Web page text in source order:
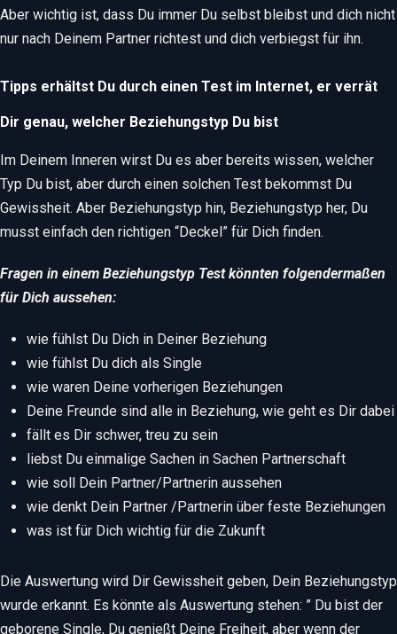
Aber wichtig ist, dass Du immer Du selbst bleibst und dich nicht
nur nach Deinem Partner richtest und dich verbiegst für ihn.
Tipps erhältst Du durch einen Test im Internet, er verrät
Dir genau, welcher Beziehungstyp Du bist
Im Deinem Inneren wirst Du es aber bereits wissen, welcher
Typ Du bist, aber durch einen solchen Test bekommst Du
Gewissheit. Aber Beziehungstyp hin, Beziehungstyp her, Du
musst einfach den richtigen “Deckel” für Dich finden.
Fragen in einem Beziehungstyp Test könnten folgendermaßen
für Dich aussehen:
wie fühlst Du Dich in Deiner Beziehung
wie fühlst Du dich als Single
wie waren Deine vorherigen Beziehungen
Deine Freunde sind alle in Beziehung, wie geht es Dir dabei
fällt es Dir schwer, treu zu sein
liebst Du einmalige Sachen in Sachen Partnerschaft
wie soll Dein Partner/Partnerin aussehen
wie denkt Dein Partner /Partnerin über feste Beziehungen
was ist für Dich wichtig für die Zukunft
Die Auswertung wird Dir Gewissheit geben, Dein Beziehungstyp
wurde erkannt. Es könnte als Auswertung stehen: ” Du bist der
geborene Single, Du genießt Deine Freiheit, aber wenn der